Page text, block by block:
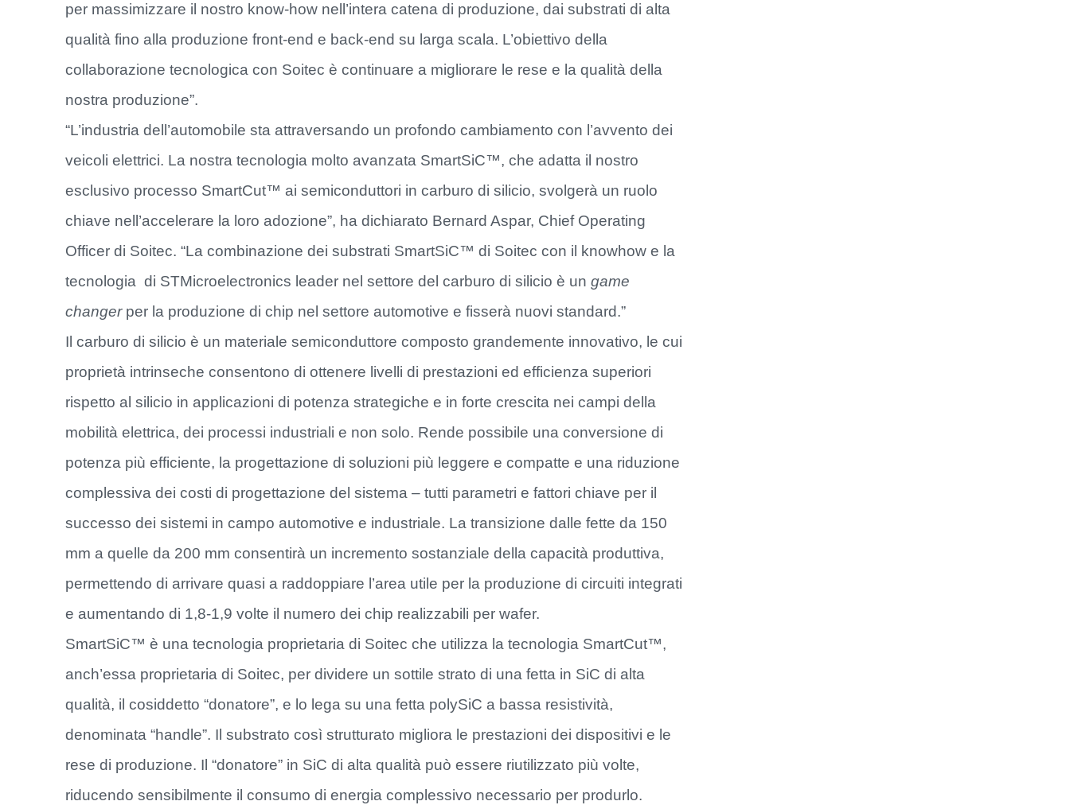
per massimizzare il nostro know-how nell’intera catena di produzione, dai substrati di alta
qualità fino alla produzione front-end e back-end su larga scala. L’obiettivo della
collaborazione tecnologica con Soitec è continuare a migliorare le rese e la qualità della
nostra produzione”.
“L’industria dell’automobile sta attraversando un profondo cambiamento con l’avvento dei
veicoli elettrici. La nostra tecnologia molto avanzata SmartSiC™, che adatta il nostro
esclusivo processo SmartCut™ ai semiconduttori in carburo di silicio, svolgerà un ruolo
chiave nell’accelerare la loro adozione”, ha dichiarato Bernard Aspar, Chief Operating
Officer di Soitec. “La combinazione dei substrati SmartSiC™ di Soitec con il knowhow e la
tecnologia di STMicroelectronics leader nel settore del carburo di silicio è un game
changerper la produzione di chip nel settore automotive e fisserà nuovi standard.”
Il carburo di silicio è un materiale semiconduttore composto grandemente innovativo, le cui
proprietà intrinseche consentono di ottenere livelli di prestazioni ed efficienza superiori
rispetto al silicio in applicazioni di potenza strategiche e in forte crescita nei campi della
mobilità elettrica, dei processi industriali e non solo. Rende possibile una conversione di
potenza più efficiente, la progettazione di soluzioni più leggere e compatte e una riduzione
complessiva dei costi di progettazione del sistema – tutti parametri e fattori chiave per il
successo dei sistemi in campo automotive e industriale. La transizione dalle fette da 150
mm a quelle da 200 mm consentirà un incremento sostanziale della capacità produttiva,
permettendo di arrivare quasi a raddoppiare l’area utile per la produzione di circuiti integrati
e aumentando di 1,8-1,9 volte il numero dei chip realizzabili per wafer.
SmartSiC™ è una tecnologia proprietaria di Soitec che utilizza la tecnologia SmartCut™,
anch’essa proprietaria di Soitec, per dividere un sottile strato di una fetta in SiC di alta
qualità, il cosiddetto “donatore”, e lo lega su una fetta polySiC a bassa resistività,
denominata “handle”. Il substrato così strutturato migliora le prestazioni dei dispositivi e le
rese di produzione. Il “donatore” in SiC di alta qualità può essere riutilizzato più volte,
riducendo sensibilmente il consumo di energia complessivo necessario per produrlo.